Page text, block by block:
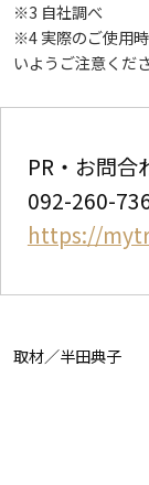
※3 自社調べ
※4 実際のご使用
いようご注意くだ
PR・お問合
092-260-
https://
取材／半田典子